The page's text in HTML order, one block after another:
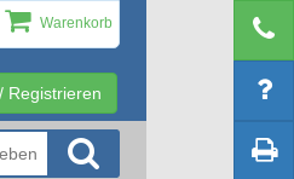
Registrieren
Warenkorb